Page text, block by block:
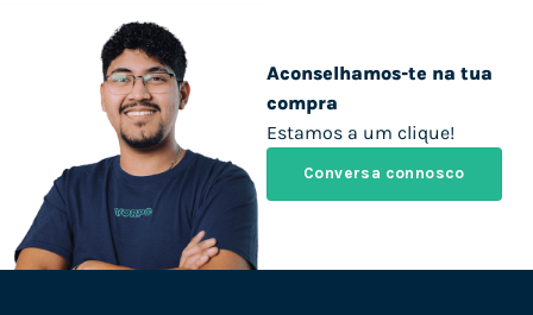
Aconselhamos-te na tua
compra
Estamos a um clique!
Conversa connosco